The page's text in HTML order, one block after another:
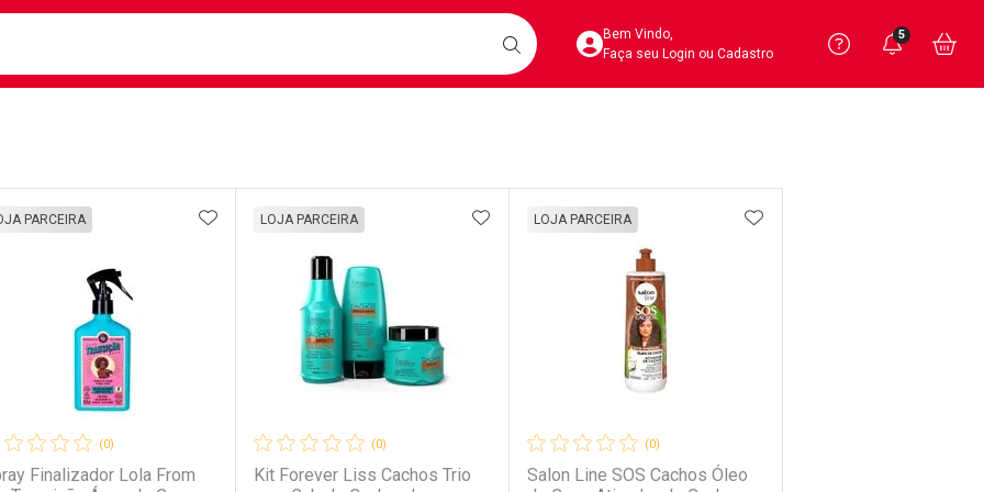
BUSCARAcesse sua Conta
Bem Vindo,
Faça seu Login ou Cadastro
Precisa
Ver Recursos
Você
5
(0)
Finalizador Lola From
PARCEIRA ADICIONAR AOS FAVORITOS
(0)
Kit Forever Liss Cachos Trio
LOJA PARCEIRA ADICIONAR AOS FAVORITOS
(0)
Salon Line SOS Cachos Óleo
LOJA PARCEIRA ADICIONAR AOS